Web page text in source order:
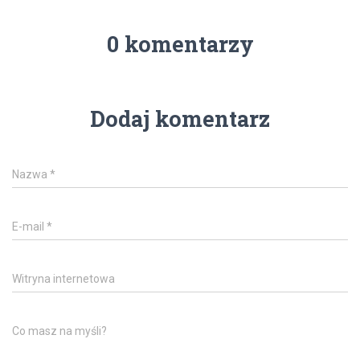
0 komentarzy
Dodaj komentarz
Nazwa *
E-mail *
Witryna internetowa
Co masz na myśli?